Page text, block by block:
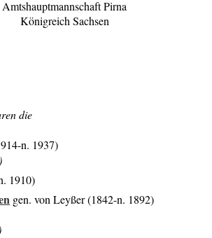
Amtshauptmannschaft Pirna
Königreich Sachsen
die
n. 1937)
1910)
gen. von Leyßer (1842-n. 1892)